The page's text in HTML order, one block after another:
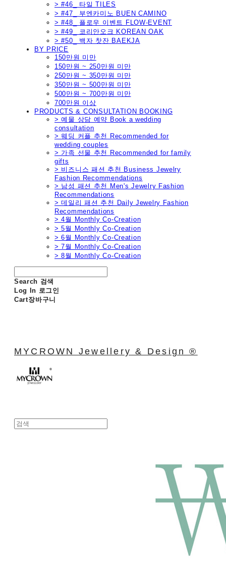
> #46_ 타일 TILES
> #47_ 부엔카미노 BUEN CAMINO
> #48_ 플로우 이벤트 FLOW-EVENT
> #49_ 코리안오크 KOREAN OAK
> #50_ 백자 찻잔 BAEKJA
BY PRICE
150만원 미만
150만원 ~ 250만원 미만
250만원 ~ 350만원 미만
350만원 ~ 500만원 미만
500만원 ~ 700만원 미만
700만원 이상
PRODUCTS & CONSULTATION BOOKING
> 예물 상담 예약 Book a wedding
consultation
> 웨딩 커플 추천 Recommended for
wedding couples
> 가족 선물 추천 Recommended for family
gifts
> 비즈니스 패션 추천 Business Jewelry
Fashion Recommendations
> 남성 패션 추천 Men's Jewelry Fashion
Recommendations
> 데일리 패션 추천 Daily Jewelry Fashion
Recommendations
> 4월 Monthly Co-Creation
> 5월 Monthly Co-Creation
> 6월 Monthly Co-Creation
> 7월 Monthly Co-Creation
> 8월 Monthly Co-Creation
Search 검색
Log In 로그인
Cart장바구니
MYCROWN Jewellery & Design ®